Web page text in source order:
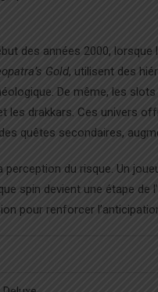
des années 2000,
Gold, utilisent des
De même, les
les drakkars. Ces univers
quêtes secondaires,
du risque. Un
spin devient une étape
pour renforcer